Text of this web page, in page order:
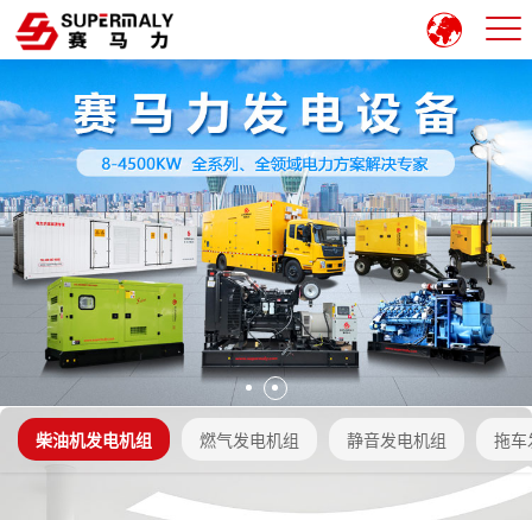
柴油机发电机组 燃气发电机组 静音发电机组 拖车